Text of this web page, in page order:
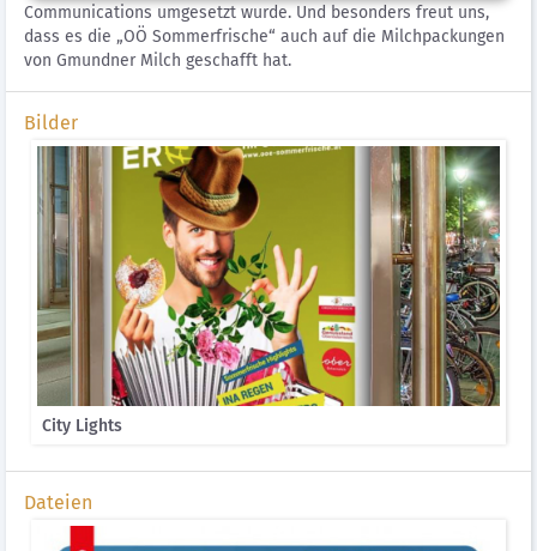
Communications umgesetzt wurde. Und besonders freut uns,
dass es die „OÖ Sommerfrische“ auch auf die Milchpackungen
von Gmundner Milch geschafft hat.
Bilder
City Lights
Dateien